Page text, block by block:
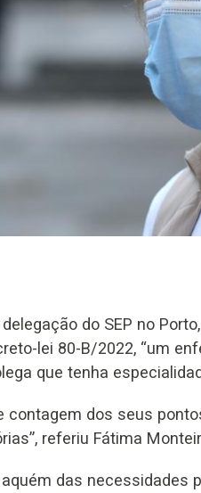
do SEP no
lei 80-B/2022, “um
que tenha
contagem dos seus
referiu Fátima
das necessidades